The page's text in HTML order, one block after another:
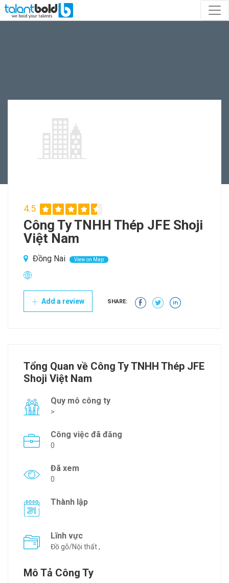
4.5
Công Ty TNHH Thép JFE Shoji
Việt Nam
Đồng Nai View on Map
Add a review SHARE:
Tổng Quan về Công Ty TNHH Thép JFE
Shoji Việt Nam
Quy mô công ty
>
Công việc đã đăng
0
Đã xem
0
Thành lập
Lĩnh vực
Đồ gỗ/Nội thất ,
Mô Tả Công Ty